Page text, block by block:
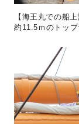
【海王丸での船
約11.5ｍのトップ